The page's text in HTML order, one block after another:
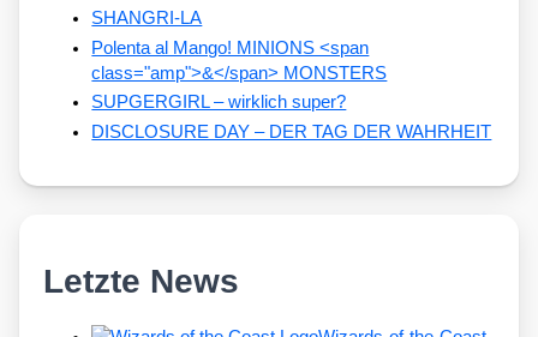
SHANGRI-LA
Polenta al Mango! MINIONS <span
class="amp">&</span> MONSTERS
SUPGERGIRL – wirklich super?
DISCLOSURE DAY – DER TAG DER WAHRHEIT
Letzte News